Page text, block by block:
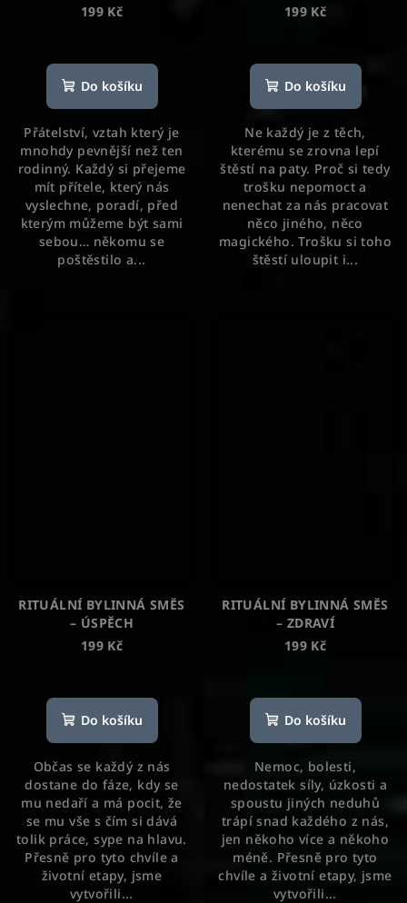
199 Kč
Do košíku
Přátelství, vztah který je
mnohdy pevnější než ten
rodinný. Každý si přejeme
mít přítele, který nás
vyslechne, poradí, před
kterým můžeme být sami
sebou… někomu se
poštěstilo a...
199 Kč
Do košíku
Ne každý je z těch,
kterému se zrovna lepí
štěstí na paty. Proč si tedy
trošku nepomoct a
nenechat za nás pracovat
něco jiného, něco
magického. Trošku si toho
štěstí uloupit i...
RITUÁLNÍ BYLINNÁ SMĚS
– ÚSPĚCH
199 Kč
hodnocení
produktu
z
5
hvězdiček.
Do košíku
Občas se každý z nás
dostane do fáze, kdy se
mu nedaří a má pocit, že
se mu vše s čím si dává
tolik práce, sype na hlavu.
Přesně pro tyto chvíle a
životní etapy, jsme
vytvořili...
RITUÁLNÍ BYLINNÁ SMĚS
– ZDRAVÍ
199 Kč
hodnocení
produktu
z
5
hvězdiček.
Do košíku
Nemoc, bolesti,
nedostatek síly, úzkosti a
spoustu jiných neduhů
trápí snad každého z nás,
jen někoho více a někoho
méně. Přesně pro tyto
chvíle a životní etapy, jsme
vytvořili...